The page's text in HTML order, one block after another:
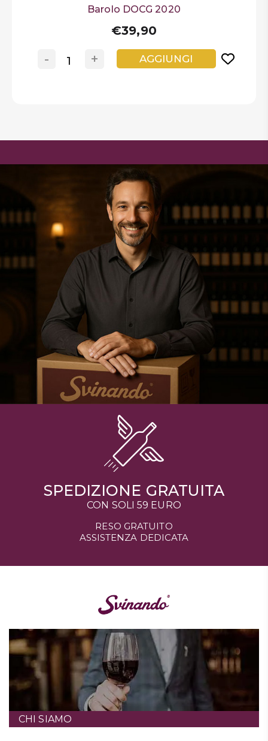
Barolo DOCG 2020
€39,90
+
- AGGIUNGI
SPEDIZIONE GRATUITA
CON SOLI 59 EURO
RESO GRATUITO
ASSISTENZA DEDICATA
CHI SIAMO